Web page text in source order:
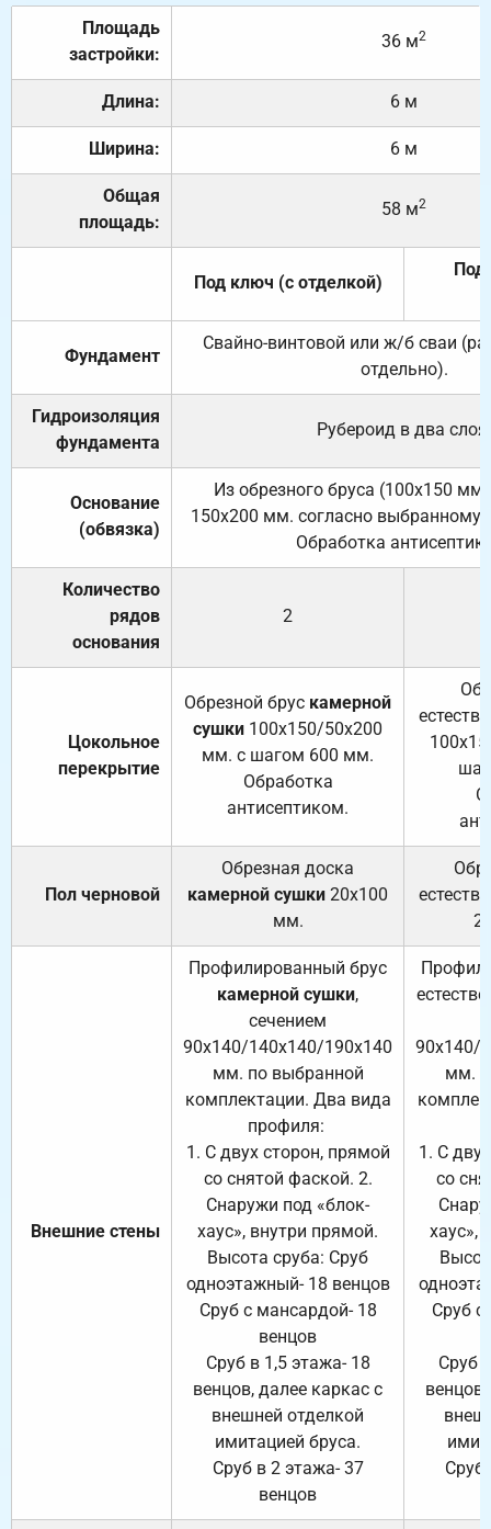
Площадь
застройки:
36 м2
Длина: 6 м
Ширина: 6 м
Общая
площадь:
58 м2
Под ключ (с отделкой)
Под
Фундамент
Свайно-винтовой или ж/б сваи
отдельно).
Гидроизоляция
фундамента
Рубероид в два слоя.
Основание
(обвязка)
Из обрезного бруса (100х150
150х200 мм. согласно выбранному
Обработка
Количество
рядов
основания
2
Цокольное
перекрытие
Обрезной брус камерной
сушки 100х150/50х200
мм. с шагом 600 мм.
Обработка
антисептиком.
Пол черновой
Обрезная доска
камерной сушки 20х100
мм.
Внешние стены
Профилированный брус
камерной сушки,
сечением
90х140/140х140/190х140
мм. по выбранной
комплектации. Два вида
профиля:
1. С двух сторон, прямой
со снятой фаской. 2.
Снаружи под «блок-
хаус», внутри прямой.
Высота сруба: Сруб
одноэтажный- 18 венцов
Сруб с мансардой- 18
венцов
Сруб в 1,5 этажа- 18
венцов, далее каркас с
внешней отделкой
имитацией бруса.
Сруб в 2 этажа- 37
венцов
90х140/
мм.
1. С
со
хаус»,
Сруб с
Сруб
Сруб